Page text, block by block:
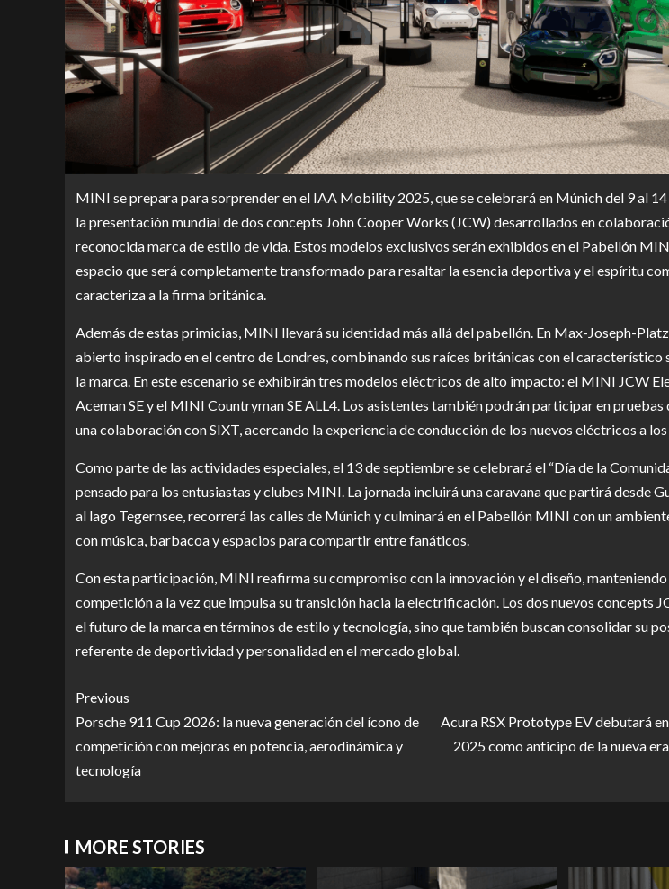
MINI se prepara para sorprender en el IAA Mobility 2025, que se celebrará en Múnich del 9 al
la presentación mundial de dos concepts John Cooper Works (JCW) desarrollados en
reconocida marca de estilo de vida. Estos modelos exclusivos serán exhibidos en el Pabellón
espacio que será completamente transformado para resaltar la esencia deportiva y el espíritu
caracteriza a la firma británica.
Además de estas primicias, MINI llevará su identidad más allá del pabellón. En Max-Joseph-
abierto inspirado en el centro de Londres, combinando sus raíces británicas con el característico
la marca. En este escenario se exhibirán tres modelos eléctricos de alto impacto: el MINI JCW
Aceman SE y el MINI Countryman SE ALL4. Los asistentes también podrán participar en pruebas
una colaboración con SIXT, acercando la experiencia de conducción de los nuevos eléctricos a los
Como parte de las actividades especiales, el 13 de septiembre se celebrará el “Día de la
pensado para los entusiastas y clubes MINI. La jornada incluirá una caravana que partirá desde
al lago Tegernsee, recorrerá las calles de Múnich y culminará en el Pabellón MINI con un
con música, barbacoa y espacios para compartir entre fanáticos.
Con esta participación, MINI reafirma su compromiso con la innovación y el diseño, manteniendo
competición a la vez que impulsa su transición hacia la electrificación. Los dos nuevos concepts
el futuro de la marca en términos de estilo y tecnología, sino que también buscan consolidar su
referente de deportividad y personalidad en el mercado global.
Previous
Porsche 911 Cup 2026: la nueva generación del ícono de
competición con mejoras en potencia, aerodinámica y
tecnología
Acura RSX Prototype EV debutará
2025 como anticipo de la nueva
MORE STORIES